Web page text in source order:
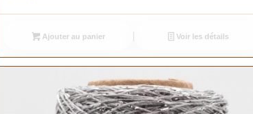
Ajouter au panier Voir les détails